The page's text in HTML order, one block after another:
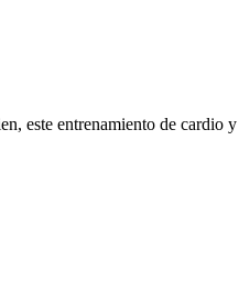
este entrenamiento de cardio